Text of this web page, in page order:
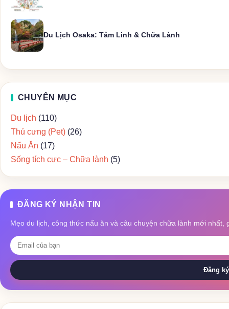
Du Lịch Osaka: Tâm Linh & Chữa Lành
CHUYÊN MỤC
Du lịch (110)
Thú cưng (Pet) (26)
Nấu Ăn (17)
Sống tích cực – Chữa lành (5)
ĐĂNG KÝ NHẬN TIN
Mẹo du lịch, công thức nấu ăn và câu chuyện chữa lành mới nhất,
Đăng